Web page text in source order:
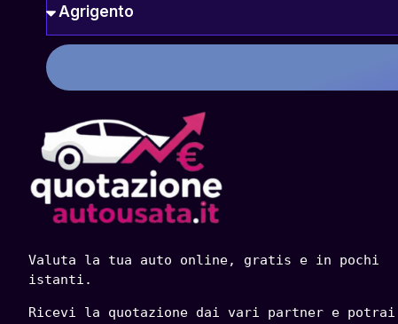
Valuta la tua auto online, gratis e in pochi
istanti.
Ricevi la quotazione dai vari partner e potrai